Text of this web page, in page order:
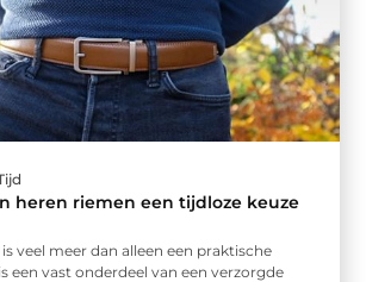
heren riemen een tijdloze keuze
veel meer dan alleen een praktische
een vast onderdeel van een verzorgde